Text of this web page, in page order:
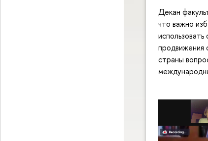
Декан
что важно
продвижения
страны